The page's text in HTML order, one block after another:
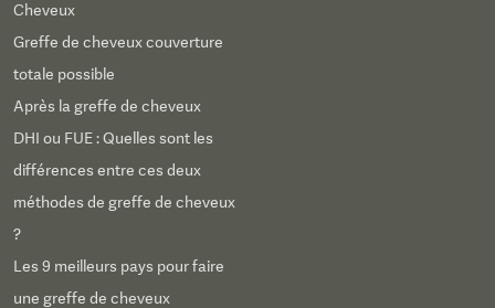
Cheveux
Greffe de cheveux couverture
totale possible
Après la greffe de cheveux
DHI ou FUE : Quelles sont les
différences entre ces deux
méthodes de greffe de cheveux
?
Les 9 meilleurs pays pour faire
une greffe de cheveux